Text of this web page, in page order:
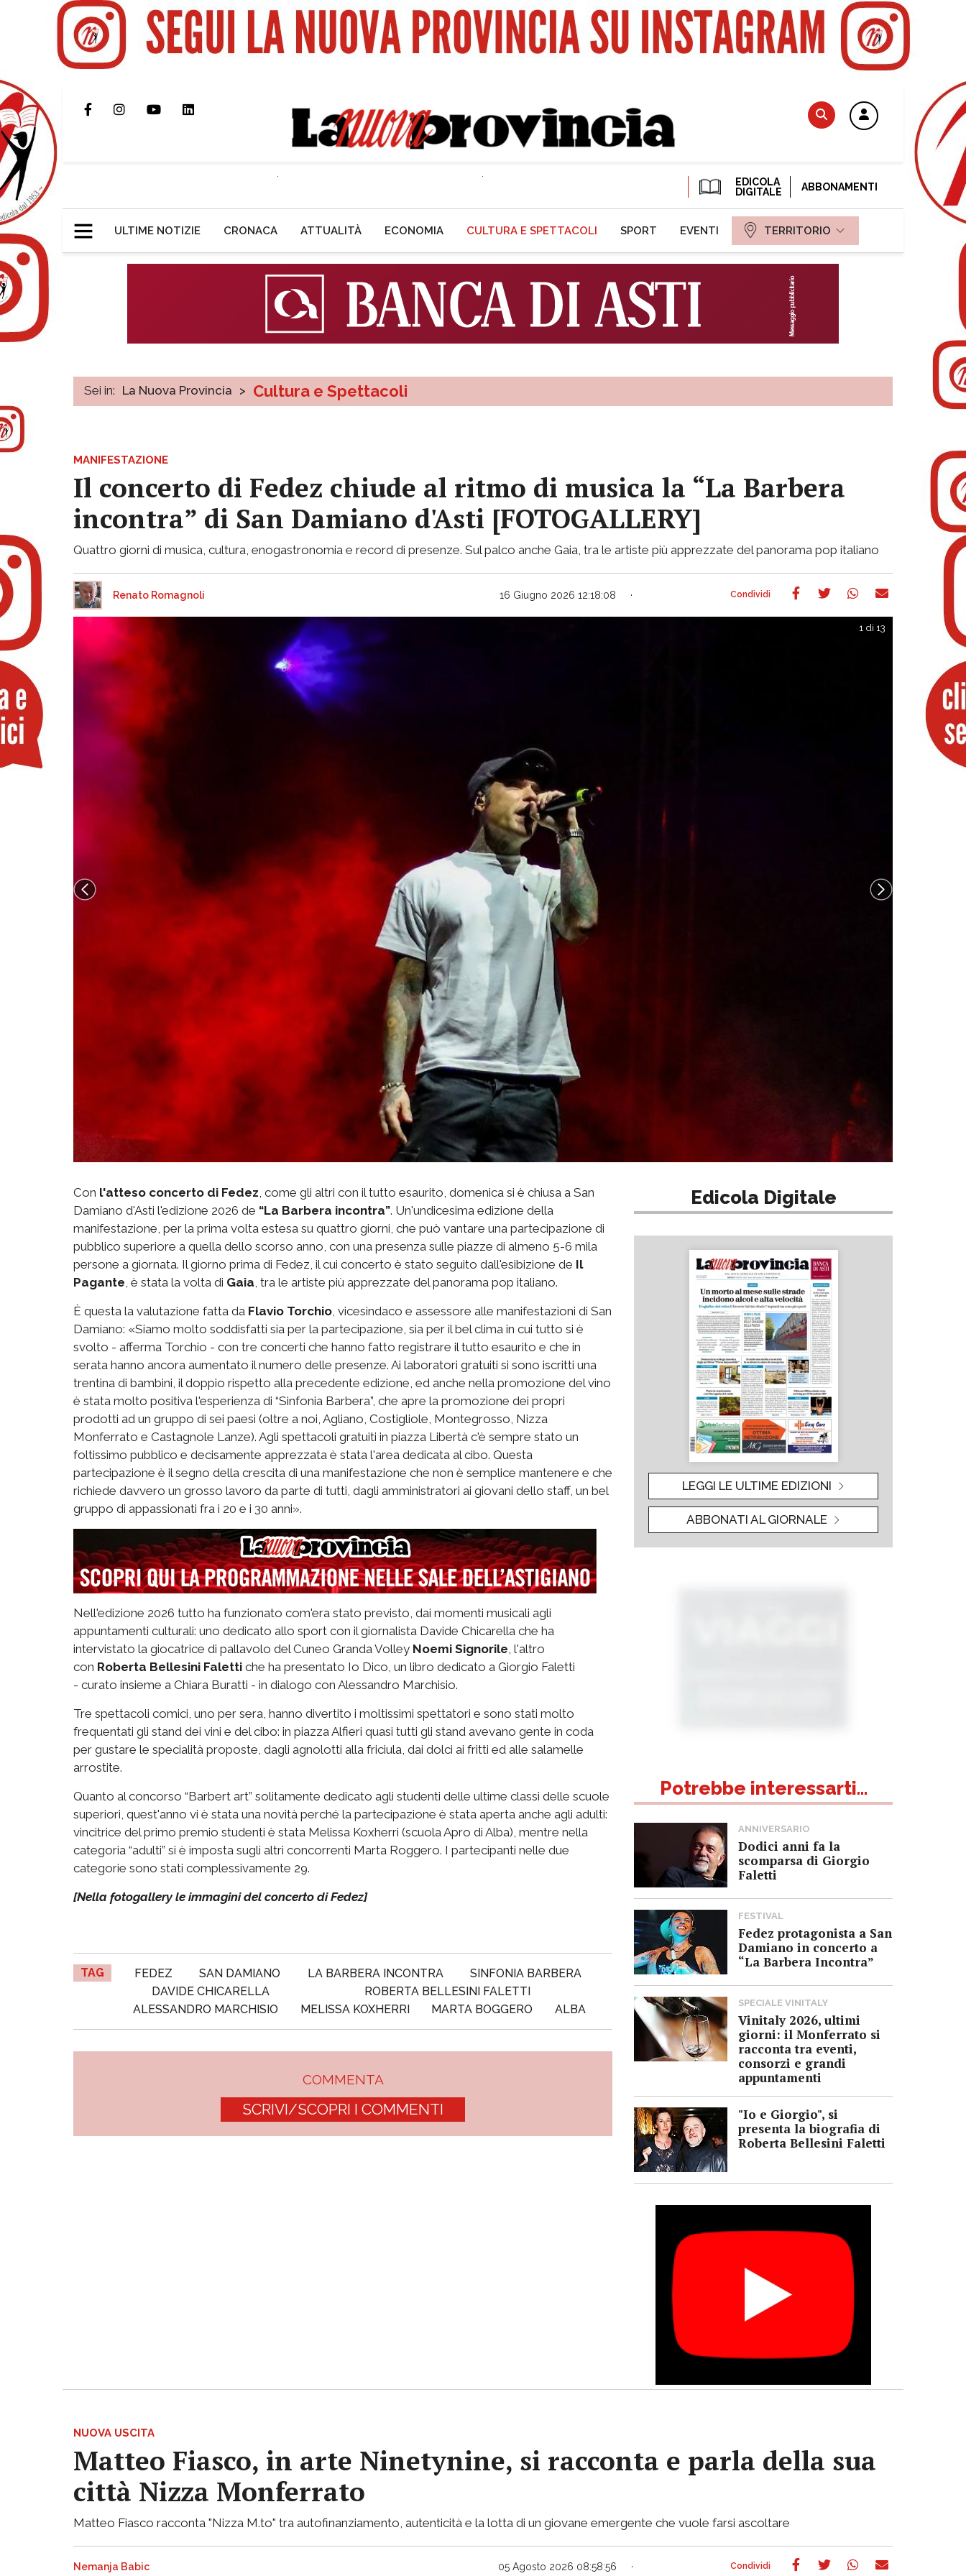
EDICOLA
DIGITALE
ABBONAMENTI
ULTIME NOTIZIE CRONACA ATTUALITÀ ECONOMIA CULTURA E SPETTACOLI SPORT EVENTI TERRITORIO
Sei in: La Nuova Provincia > Cultura e Spettacoli
MANIFESTAZIONE
Il concerto di Fedez chiude al ritmo di musica la “La Barbera
incontra” di San Damiano d'Asti [FOTOGALLERY]
Quattro giorni di musica, cultura, enogastronomia e record di presenze. Sul palco anche Gaia, tra le artiste più apprezzate del panorama pop italiano
Renato Romagnoli 16 Giugno 2026 12:18:08
1 di 13
Con l'atteso concerto di Fedez, come gli altri con il tutto esaurito, domenica si è chiusa a San
Damiano d'Asti l'edizione 2026 de “La Barbera incontra”. Un'undicesima edizione della
manifestazione, per la prima volta estesa su quattro giorni, che può vantare una partecipazione di
pubblico superiore a quella dello scorso anno, con una presenza sulle piazze di almeno 5-6 mila
persone a giornata. Il giorno prima di Fedez, il cui concerto è stato seguito dall'esibizione de Il
Pagante, è stata la volta di Gaia, tra le artiste più apprezzate del panorama pop italiano.
È questa la valutazione fatta da Flavio Torchio, vicesindaco e assessore alle manifestazioni di San
Damiano: «Siamo molto soddisfatti sia per la partecipazione, sia per il bel clima in cui tutto si è
svolto - afferma Torchio - con tre concerti che hanno fatto registrare il tutto esaurito e che in
serata hanno ancora aumentato il numero delle presenze. Ai laboratori gratuiti si sono iscritti una
trentina di bambini, il doppio rispetto alla precedente edizione, ed anche nella promozione del vino
è stata molto positiva l'esperienza di “Sinfonia Barbera”, che apre la promozione dei propri
prodotti ad un gruppo di sei paesi (oltre a noi, Agliano, Costigliole, Montegrosso, Nizza
Monferrato e Castagnole Lanze). Agli spettacoli gratuiti in piazza Libertà c'è sempre stato un
foltissimo pubblico e decisamente apprezzata è stata l'area dedicata al cibo. Questa
partecipazione è il segno della crescita di una manifestazione che non è semplice mantenere e che
richiede davvero un grosso lavoro da parte di tutti, dagli amministratori ai giovani dello staff, un bel
gruppo di appassionati fra i 20 e i 30 anni».
Nell'edizione 2026 tutto ha funzionato com'era stato previsto, dai momenti musicali agli
appuntamenti culturali: uno dedicato allo sport con il giornalista Davide Chicarella che ha
intervistato la giocatrice di pallavolo del Cuneo Granda Volley Noemi Signorile, l'altro
con Roberta Bellesini Faletti che ha presentato Io Dico, un libro dedicato a Giorgio Faletti
- curato insieme a Chiara Buratti - in dialogo con Alessandro Marchisio.
Tre spettacoli comici, uno per sera, hanno divertito i moltissimi spettatori e sono stati molto
frequentati gli stand dei vini e del cibo: in piazza Alfieri quasi tutti gli stand avevano gente in coda
per gustare le specialità proposte, dagli agnolotti alla friciula, dai dolci ai fritti ed alle salamelle
arrostite.
Quanto al concorso “Barbert art” solitamente dedicato agli studenti delle ultime classi delle scuole
superiori, quest'anno vi è stata una novità perché la partecipazione è stata aperta anche agli adulti:
vincitrice del primo premio studenti è stata Melissa Koxherri (scuola Apro di Alba), mentre nella
categoria “adulti” si è imposta sugli altri concorrenti Marta Roggero. I partecipanti nelle due
categorie sono stati complessivamente 29.
[Nella fotogallery le immagini del concerto di Fedez]
TAG FEDEZ SAN DAMIANO LA BARBERA INCONTRA
SINFONIA BARBERA
DAVIDE CHICARELLA
ROBERTA BELLESINI FALETTI
ALESSANDRO MARCHISIO
MELISSA KOXHERRI MARTA BOGGERO ALBA
COMMENTA
SCRIVI/SCOPRI I COMMENTI
Edicola Digitale
LEGGI LE ULTIME EDIZIONI
ABBONATI AL GIORNALE
Potrebbe interessarti...
ANNIVERSARIO
Dodici anni fa la
scomparsa di Giorgio
Faletti
FESTIVAL
Fedez protagonista a San
Damiano in concerto a
“La Barbera Incontra”
SPECIALE VINITALY
Vinitaly 2026, ultimi
giorni: il Monferrato si
racconta tra eventi,
consorzi e grandi
appuntamenti
"Io e Giorgio", si
presenta la biografia di
Roberta Bellesini Faletti
NUOVA USCITA
Matteo Fiasco, in arte Ninetynine, si racconta e parla della sua
città Nizza Monferrato
Matteo Fiasco racconta "Nizza M.to" tra autofinanziamento, autenticità e la lotta di un giovane emergente che vuole farsi ascoltare
Nemanja Babic 05 Agosto 2026 08:58:56